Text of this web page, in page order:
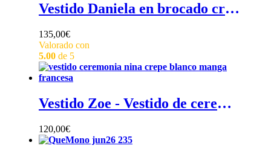
Vestido Daniela en brocado crudo con detalles en blanco - Vestido de niña para ceremonia en color crudo con relieve de flores y manga a codo, 100% algodón
135,00€
Valorado con
5.00 de 5
Vestido Zoe - Vestido de ceremonia para niña en crepe blanco de manga francesa
120,00€